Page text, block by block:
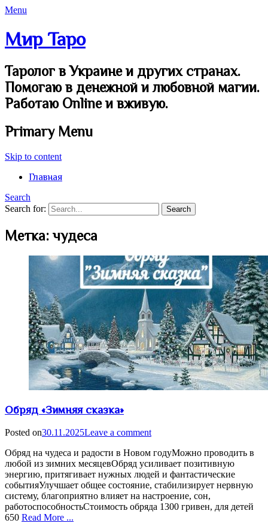
Menu
Мир Таро
Таролог в Украине и других странах.
Помогаю в денежной и любовной магии.
Работаю Online и вживую.
Primary Menu
Skip to content
Главная
Search
Search for:
Метка: чудеса
Обряд «Зимняя сказка»
Posted on30.11.2025Leave a comment
Обряд на чудеса и радости в Новом годуМожно проводить в
любой из зимних месяцевОбряд усиливает позитивную
энергию, притягивает нужных людей и фантастические
событияУлучшает общее состояние, стабилизирует нервную
систему, благоприятно влияет на настроение, сон,
работоспособностьСтоимость обряда 1300 гривен, для детей
650 Read More ...